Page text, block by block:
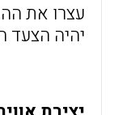
עצרו את
יהיה הצעד